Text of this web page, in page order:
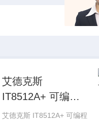
艾德克斯
IT8512A+ 可编程
直流电子负载
艾德克斯 IT8512A+ 可编程